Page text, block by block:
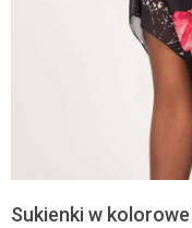
Sukienki w